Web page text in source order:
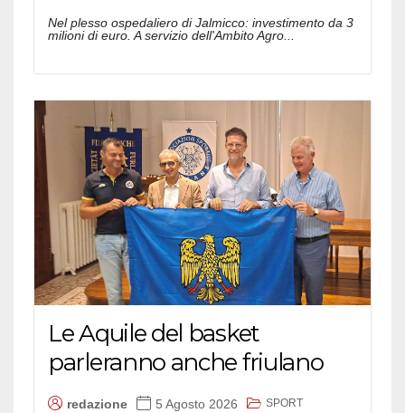
Nel plesso ospedaliero di Jalmicco: investimento da 3
milioni di euro. A servizio dell'Ambito Agro...
Le Aquile del basket
parleranno anche friulano
redazione 5 Agosto 2026 SPORT